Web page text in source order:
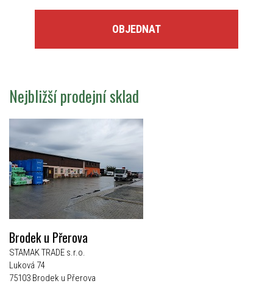
OBJEDNAT
Nejbližší prodejní sklad
Brodek u Přerova
STAMAK TRADE s.r.o.
Luková 74
75103 Brodek u Přerova